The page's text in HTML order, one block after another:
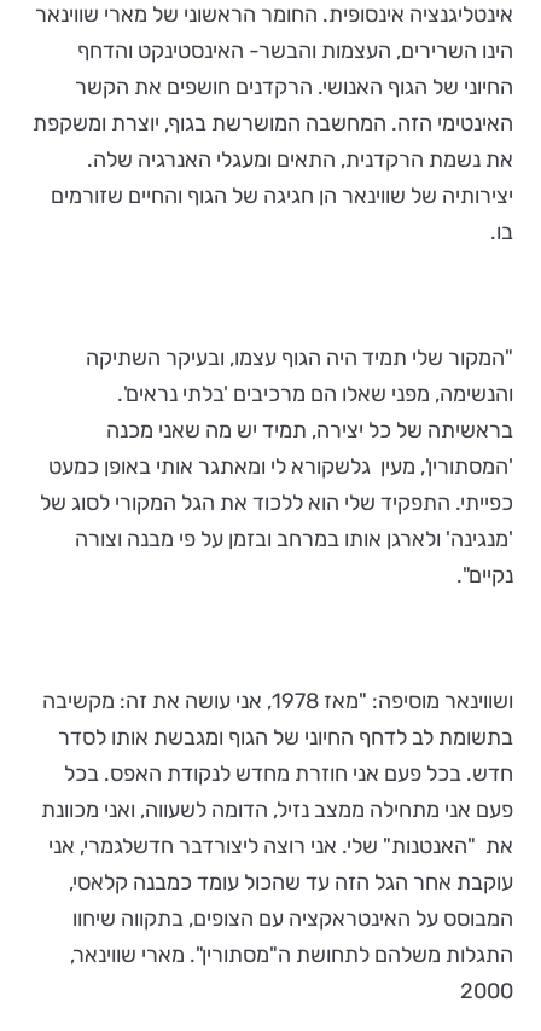
אינטליגנציה אינסופית. החומר הראשוני של מארי שווינאר
הינו השרירים, העצמות והבשר- האינסטינקט והדחף
החיוני של הגוף האנושי. הרקדנים חושפים את הקשר
האינטימי הזה. המחשבה המושרשת בגוף, יוצרת ומשקפת
את נשמת הרקדנית, התאים ומעגלי האנרגיה שלה.
יצירותיה של שווינאר הן חגיגה של הגוף והחיים שזורמים
בו.
"המקור שלי תמיד היה הגוף עצמו, ובעיקר השתיקה
והנשימה, מפני שאלו הם מרכיבים 'בלתי נראים'.
בראשיתה של כל יצירה, תמיד יש מה שאני מכנה
'המסתורין', מעין גלשקורא לי ומאתגר אותי באופן כמעט
כפייתי. התפקיד שלי הוא ללכוד את הגל המקורי לסוג של
'מנגינה' ולארגן אותו במרחב ובזמן על פי מבנה וצורה
נקיים".
ושווינאר מוסיפה: "מאז 1978, אני עושה את זה: מקשיבה
בתשומת לב לדחף החיוני של הגוף ומגבשת אותו לסדר
חדש. בכל פעם אני חוזרת מחדש לנקודת האפס. בכל
פעם אני מתחילה ממצב נזיל, הדומה לשעווה, ואני מכוונת
את "האנטנות" שלי. אני רוצה ליצורדבר חדשלגמרי, אני
עוקבת אחר הגל הזה עד שהכול עומד כמבנה קלאסי,
המבוסס על האינטראקציה עם הצופים, בתקווה שיחוו
התגלות משלהם לתחושת ה"מסתורין". מארי שווינאר,
2000